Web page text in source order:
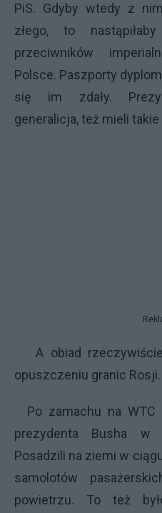
PiS. Gdyby wtedy z
złego, to
przeciwników
Polsce. Paszporty
się im zdały.
generalicja, też mieli
A obiad
opuszczeniu granic Rosji.
Po zamachu na WTC
prezydenta Busha w
Posadzili na ziemi w
samolotów
powietrzu. To też